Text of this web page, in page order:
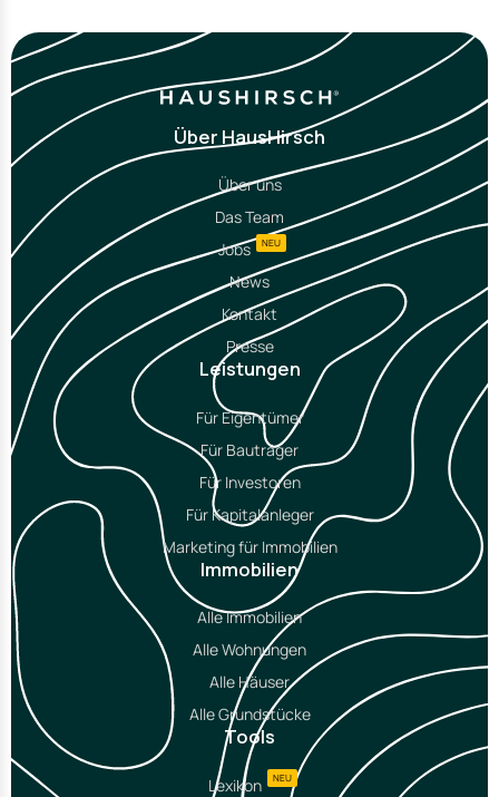
Über HausHirsch
Über uns
Das Team
Jobs
NEU
News
Kontakt
Presse
Leistungen
Für Eigentümer
Für Bauträger
Für Investoren
Für Kapitalanleger
Marketing für Immobilien
Immobilien
Alle Immobilien
Alle Wohnungen
Alle Häuser
Alle Grundstücke
Tools
Lexikon NEU